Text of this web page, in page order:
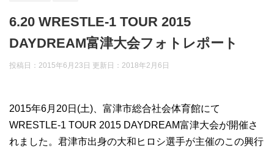
6.20 WRESTLE-1 TOUR 2015
DAYDREAM富津大会フォトレポート
投稿日：2015年6月23日 更新日： 2018年2月6日
2015年6月20日(土)、富津市総合社会体育館にて
WRESTLE-1 TOUR 2015 DAYDREAM富津大会が開催さ
れました。君津市出身の大和ヒロシ選手が主催のこの興行